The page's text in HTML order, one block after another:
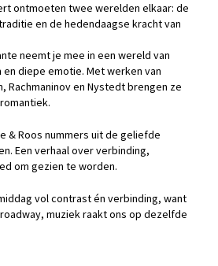
ontmoeten twee werelden elkaar: de
en de hedendaagse kracht van
neemt je mee in een wereld van
diepe emotie. Met werken van
Rachmaninov en Nystedt brengen ze
& Roos nummers uit de geliefde
Een verhaal over verbinding,
om gezien te worden.
vol contrast én verbinding, want
muziek raakt ons op dezelfde